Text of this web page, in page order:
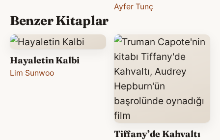
Ayfer Tunç
Benzer Kitaplar
Hayaletin Kalbi
Lim Sunwoo
Tiffany’de Kahvaltı